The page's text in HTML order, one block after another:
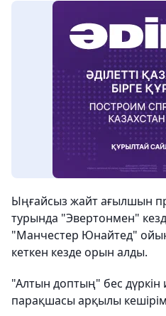
Ыңғайсыз жайт ағылшын
турында "Эвертонмен"
"Манчестер Юнайтед"
кеткен кезде орын алды.
"Алтын доптың" бес дүркін
парақшасы арқылы